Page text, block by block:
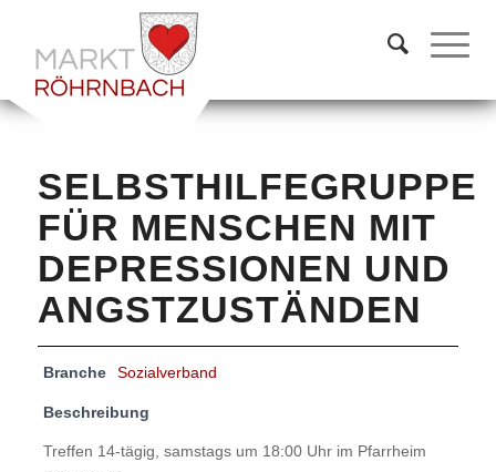
SELBSTHILFEGRUPPE
FÜR MENSCHEN MIT
DEPRESSIONEN UND
ANGSTZUSTÄNDEN
Branche Sozialverband
Beschreibung
Treffen 14-tägig, samstags um 18:00 Uhr im Pfarrheim